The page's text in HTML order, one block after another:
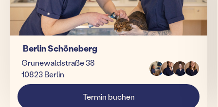
Berlin Schöneberg
Grunewaldstraße 38
10823 Berlin
Termin buchen